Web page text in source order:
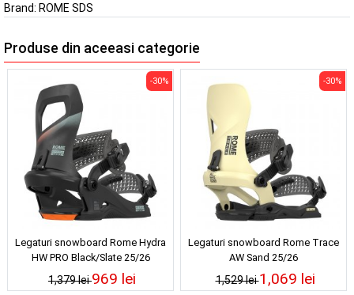
Brand: ROME SDS
Produse din aceeasi categorie
Legaturi snowboard Rome Hydra
HW PRO Black/Slate 25/26
1,379 lei
-30%
969 lei
Legaturi snowboard Rome Trace
AW Sand 25/26
1,529 lei
-30%
1,069 lei